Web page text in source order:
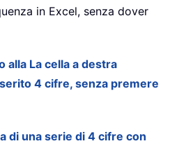
in Excel, senza dover
alla La cella a destra
4 cifre, senza premere
di una serie di 4 cifre con